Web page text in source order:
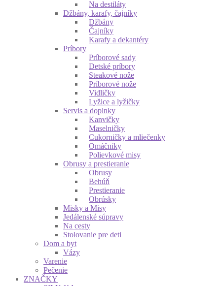
Na destiláty
Džbány, karafy, čajníky
Džbány
Čajníky
Karafy a dekantéry
Príbory
Príborové sady
Detské príbory
Steakové nože
Príborové nože
Vidličky
Lyžice a lyžičky
Servis a doplnky
Kanvičky
Maselničky
Cukorničky a mliečenky
Omáčniky
Polievkové misy
Obrusy a prestieranie
Obrusy
Behúň
Prestieranie
Obrúsky
Misky a Misy
Jedálenské súpravy
Na cesty
Stolovanie pre deti
Dom a byt
Vázy
Varenie
Pečenie
ZNAČKY